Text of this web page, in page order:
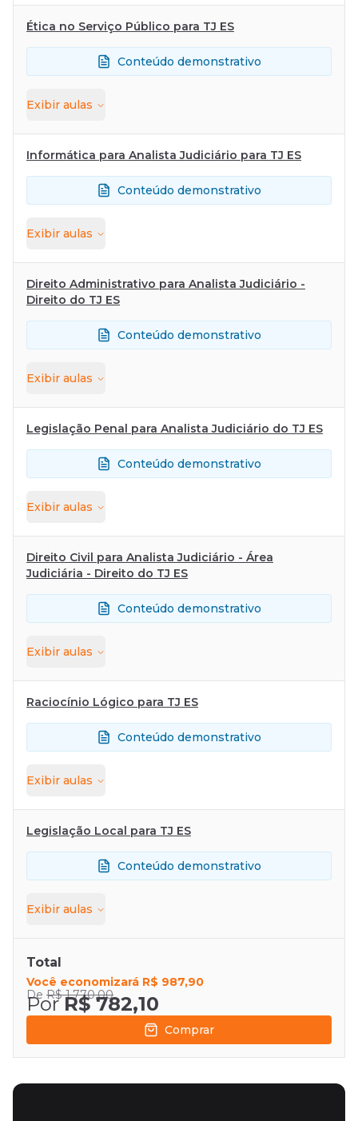
Ética no Serviço Público para TJ ES
Conteúdo demonstrativo
Exibir aulas
Informática para Analista Judiciário para TJ ES
Conteúdo demonstrativo
Exibir aulas
Direito Administrativo para Analista Judiciário -
Direito do TJ ES
Conteúdo demonstrativo
Exibir aulas
Legislação Penal para Analista Judiciário do TJ ES
Conteúdo demonstrativo
Exibir aulas
Direito Civil para Analista Judiciário - Área
Judiciária - Direito do TJ ES
Conteúdo demonstrativo
Exibir aulas
Raciocínio Lógico para TJ ES
Conteúdo demonstrativo
Exibir aulas
Legislação Local para TJ ES
Conteúdo demonstrativo
Exibir aulas
Total
Você economizará R$ 987,90
De R$ 1.770,00
Por R$ 782,10
Comprar